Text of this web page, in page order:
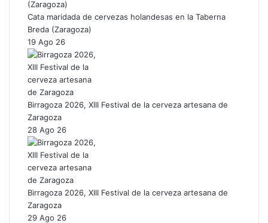
Cata maridada de cervezas holandesas en la Taberna
Breda (Zaragoza)
19 Ago 26
Birragoza 2026, XIII Festival de la cerveza artesana de
Zaragoza
28 Ago 26
Birragoza 2026, XIII Festival de la cerveza artesana de
Zaragoza
29 Ago 26